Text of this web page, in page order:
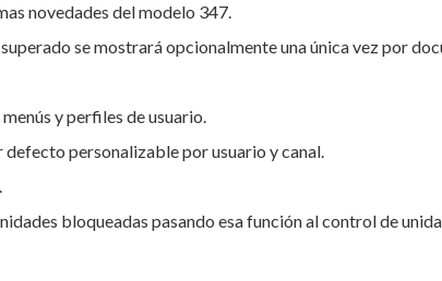
novedades del modelo 347.
se mostrará opcionalmente una única vez por
y perfiles de usuario.
personalizable por usuario y canal.
bloqueadas pasando esa función al control de